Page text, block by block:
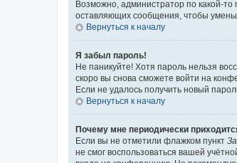
Возможно, администратор по какой-
оставляющих сообщения, чтобы
Вернуться к началу
Я забыл пароль!
Не паникуйте! Хотя пароль нельзя
скоро вы снова сможете войти на
Если не удалось получить новый
Вернуться к началу
Почему мне периодически
Если вы не отметили флажком пункт
не смог воспользоваться вашей